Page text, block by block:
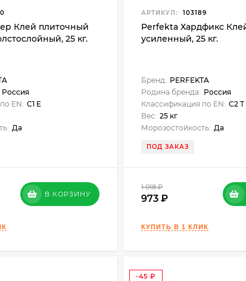
Клей плиточный
25 кг.
Россия
EN: C1 E
Да
В КОРЗИНУ
АРТИКУЛ: 103189
Perfekta Хардфикс
усиленный, 25 кг.
Бренд: PERFEKTA
Родина бренда: Россия
Классификация по EN: C2 T
Вес: 25 кг
Морозостойкость: Да
ПОД ЗАКАЗ
1 018 ₽
973
-45